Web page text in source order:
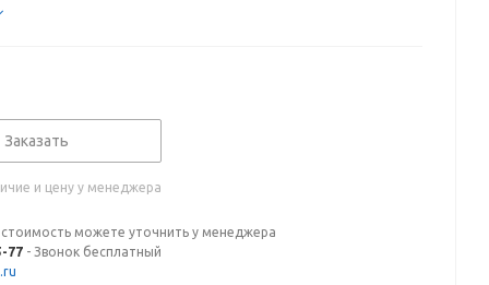
Заказать
и цену у менеджера
можете уточнить у менеджера
77 - Звонок бесплатный